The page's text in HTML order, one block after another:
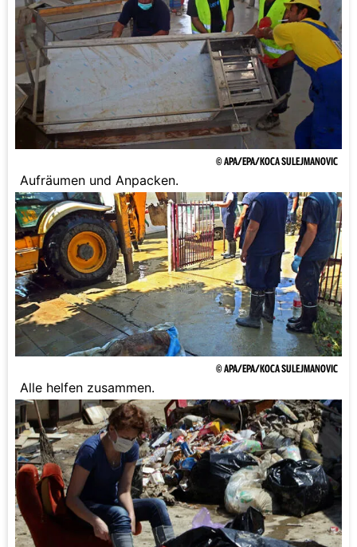
© APA/EPA/KOCA SULEJMANOVIC
Aufräumen und Anpacken.
© APA/EPA/KOCA SULEJMANOVIC
Alle helfen zusammen.